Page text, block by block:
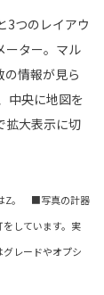
つのレイアウ
ーター。マル
情報が見ら
中央に地図を
拡大表示に切
Z。 ■写真の計器
しています。実
レードやオプシ